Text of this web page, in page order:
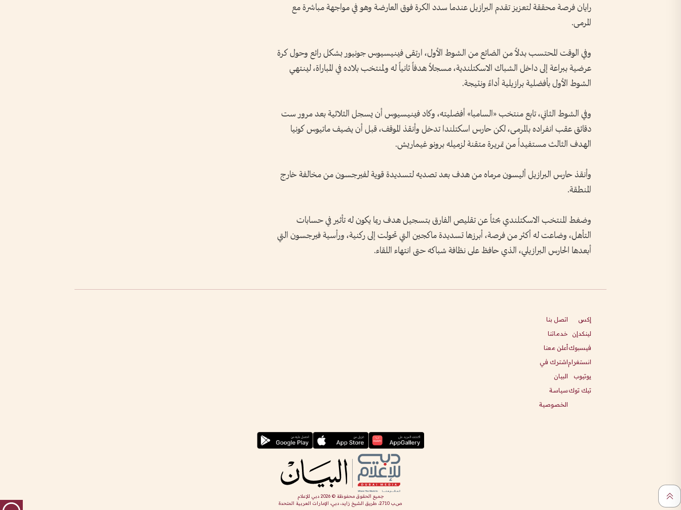
رايان فرصة محققة لتعزيز تقدم البرازيل عندما سدد الكرة فوق العارضة وهو في مواجهة مباشرة مع
المرمى.
وفي الوقت المحتسب بدلاً من الضائع من الشوط الأول، ارتقى فينيسيوس جونيور بشكل رائع وحول كرة
عرضية ببراعة إلى داخل الشباك الاسكتلندية، مسجلاً هدفاً ثانياً له ولمنتخب بلاده في المباراة، لينتهي
الشوط الأول بأفضلية برازيلية أداءً ونتيجة.
وفي الشوط الثاني، تابع منتخب «السامبا» أفضليته، وكاد فينيسيوس أن يسجل الثلاثية بعد مرور ست
دقائق عقب انفراده بالمرمى، لكن حارس اسكتلندا تدخل وأنقذ الموقف، قبل أن يضيف ماتيوس كونيا
الهدف الثالث مستفيداً من تمريرة متقنة لزميله برونو غيماريش.
وأنقذ حارس البرازيل أليسون مرماه من هدف بعد تصديه لتسديدة قوية لفيرجسون من مخالفة خارج
المنطقة.
وضغط المنتخب الاسكتلندي بحثاً عن تقليص الفارق بتسجيل هدف ربما يكون له تأثير في حسابات
التأهل، وضاعت له أكثر من فرصة، أبرزها تسديدة ماكجين التي تحولت إلى ركنية، ورأسية فيرجسون التي
أبعدها الحارس البرازيلي، الذي حافظ على نظافة شباكه حتى انتهاء اللقاء.
إكس
لينكدإن
فيسبوك
انستغرام
يوتيوب
تيك توك
اتصل بنا
خدماتنا
أعلن معنا
اشترك في
البيان
سياسة
الخصوصية
جميع الحقوق محفوظة ©2026 دبي للإعلام
ص.ب 2710، طريق الشيخ زايد، دبي، الإمارات العربية المتحدة